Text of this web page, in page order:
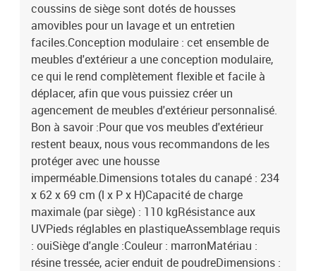
coussins de siège sont dotés de housses
amovibles pour un lavage et un entretien
faciles.Conception modulaire : cet ensemble de
meubles d'extérieur a une conception modulaire,
ce qui le rend complètement flexible et facile à
déplacer, afin que vous puissiez créer un
agencement de meubles d'extérieur personnalisé.
Bon à savoir :Pour que vos meubles d'extérieur
restent beaux, nous vous recommandons de les
protéger avec une housse
imperméable.Dimensions totales du canapé : 234
x 62 x 69 cm (l x P x H)Capacité de charge
maximale (par siège) : 110 kgRésistance aux
UVPieds réglables en plastiqueAssemblage requis
: ouiSiège d'angle :Couleur : marronMatériau :
résine tressée, acier enduit de poudreDimensions :